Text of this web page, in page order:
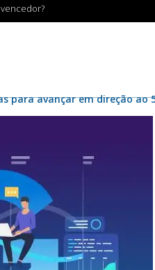
para avançar em direção ao